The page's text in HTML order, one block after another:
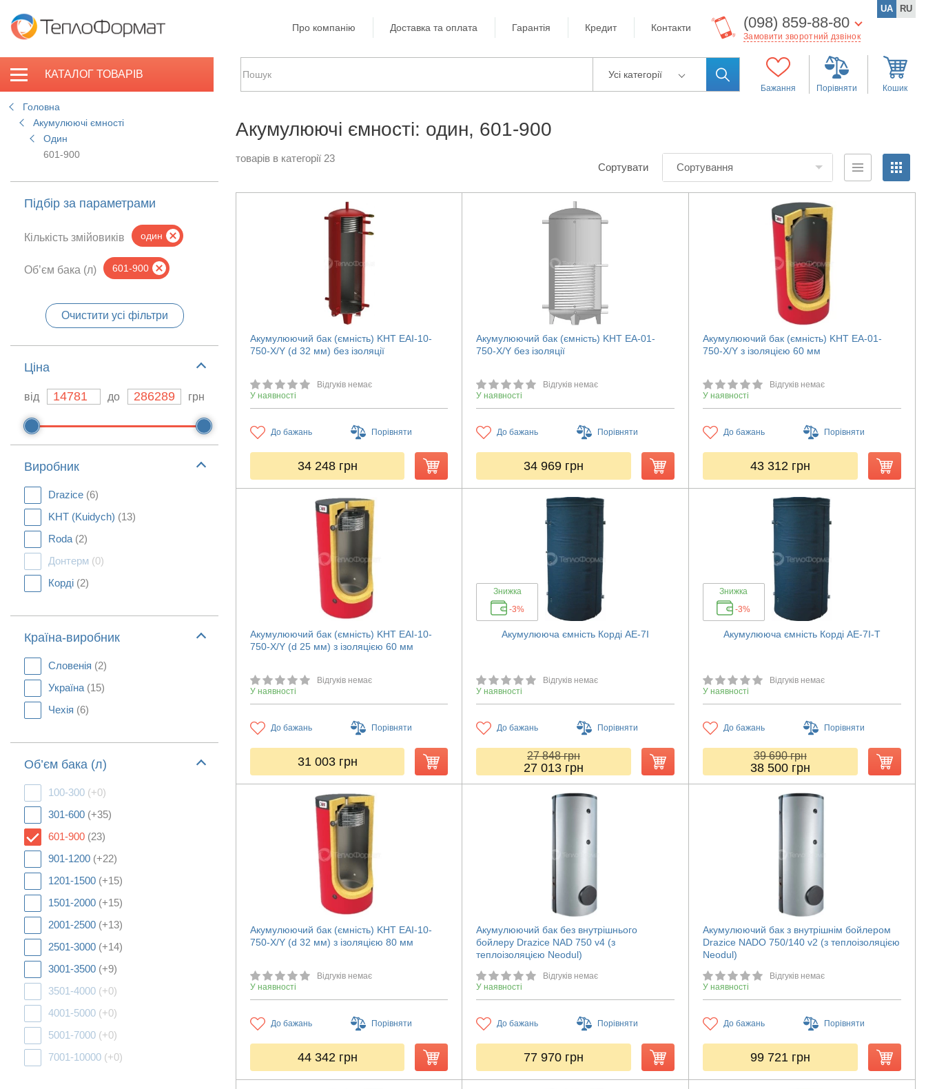
Про компанію Доставка та оплата Гарантія Кредит Контакти (098) 859-88-80
Замовити зворотний дзвінок
UA RU
КАТАЛОГ ТОВАРІВ Усі категорії
Бажання Порівняти Кошик
Головна
Акумулюючі ємності
Один
601-900
Підбір за параметрами
Кількість змійовиків один
Об’єм бака (л) 601-900
Очистити усі фільтри
Ціна
від до грн
Виробник
Drazice (6)
KHT (Kuidych) (13)
Roda (2)
Донтерм (0)
Корді (2)
Країна-виробник
Словенія (2)
Україна (15)
Чехія (6)
Об’єм бака (л)
100-300 (+0)
301-600 (+35)
601-900 (23)
901-1200 (+22)
1201-1500 (+15)
1501-2000 (+15)
2001-2500 (+13)
2501-3000 (+14)
3001-3500 (+9)
3501-4000 (+0)
4001-5000 (+0)
5001-7000 (+0)
7001-10000 (+0)
Акумулюючі ємності: один, 601-900
товарів в категорії 23
Сортувати Сортування
Акумулюючий бак (ємність) KHT EAI-10-
750-X/Y (d 32 мм) без ізоляції
Відгуків немає
У наявності
До бажань Порівняти
34 248 грн
Акумулюючий бак (ємність) KHT ЕА-01-
750-X/Y без ізоляції
Відгуків немає
У наявності
До бажань Порівняти
34 969 грн
Акумулюючий бак (ємність) KHT ЕА-01-
750-X/Y з ізоляцією 60 мм
Відгуків немає
У наявності
До бажань Порівняти
43 312 грн
Акумулюючий бак (ємність) KHT EAI-10-
750-X/Y (d 25 мм) з ізоляцією 60 мм
Відгуків немає
У наявності
До бажань Порівняти
31 003 грн
Знижка
-3%
Акумулююча ємність Корді АЕ-7І
Відгуків немає
У наявності
До бажань Порівняти
27 848грн
27 013 грн
Знижка
-3%
Акумулююча ємність Корді АЕ-7І-Т
Відгуків немає
У наявності
До бажань Порівняти
39 690грн
38 500 грн
Акумулюючий бак (ємність) KHT EAI-10-
750-X/Y (d 32 мм) з ізоляцією 80 мм
Відгуків немає
У наявності
До бажань Порівняти
44 342 грн
Акумулюючий бак без внутрішнього
бойлеру Drazice NAD 750 v4 (з
теплоізоляцією Neodul)
Відгуків немає
У наявності
До бажань Порівняти
77 970 грн
Акумулюючий бак з внутрішнім бойлером
Drazice NADO 750/140 v2 (з теплоізоляцією
Neodul)
Відгуків немає
У наявності
До бажань Порівняти
99 721 грн